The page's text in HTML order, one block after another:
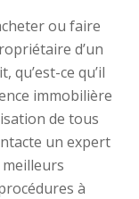
ou faire
d’un
qu’est-ce qu’il
immobilière
de tous
un expert
à